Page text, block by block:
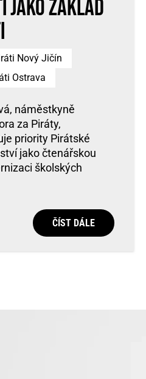
jako základ
Nový Jičín
Ostrava
náměstkyně
za Piráty,
priority Pirátské
jako čtenářskou
školských
ČÍST DÁLE